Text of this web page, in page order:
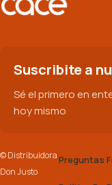
Suscribite a
Sé el primero en
hoy mismo
© Distribuidora
Don Justo
Preguntas